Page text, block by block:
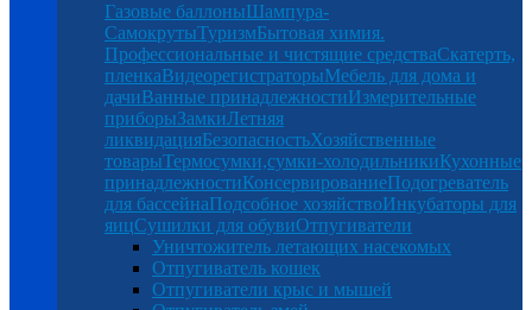
Газовые баллоныШампура-
СамокрутыТуризмБытовая химия.
Профессиональные и чистящие средстваСкатерть,
пленкаВидеорегистраторыМебель для дома и
дачиВанные принадлежностиИзмерительные
приборыЗамкиЛетняя
ликвидацияБезопасностьХозяйственные
товарыТермосумки,сумки-холодильникиКухонные
принадлежностиКонсервированиеПодогреватель
для бассейнаПодсобное хозяйствоИнкубаторы для
яицСушилки для обувиОтпугиватели
Уничтожитель летающих насекомых
Отпугиватель кошек
Отпугиватели крыс и мышей